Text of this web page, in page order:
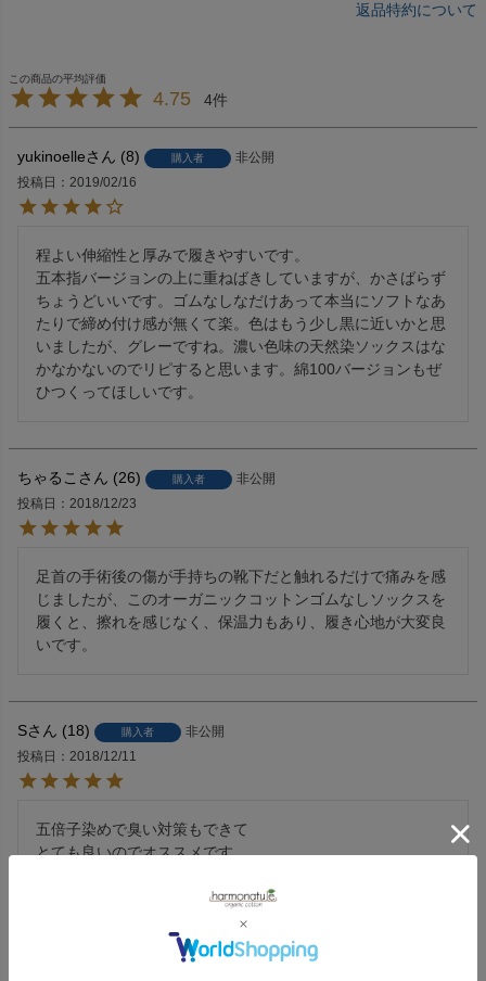
返品特約について
4.75 4
yukinoelle 8 購入者
非公開
投稿日
2019/02/16
程よい伸縮性と厚みで履きやすいです。
五本指バージョンの上に重ねばきしていますが、かさばらず
ちょうどいいです。ゴムなしなだけあって本当にソフトなあ
たりで締め付け感が無くて楽。色はもう少し黒に近いかと思
いましたが、グレーですね。濃い色味の天然染ソックスはな
かなかないのでリピすると思います。綿100バージョンもぜ
ひつくってほしいです。
ちゃるこ 26 購入者
非公開
投稿日
2018/12/23
足首の手術後の傷が手持ちの靴下だと触れるだけで痛みを感
じましたが、このオーガニックコットンゴムなしソックスを
履くと、擦れを感じなく、保温力もあり、履き心地が大変良
いです。
S 18 購入者
非公開
投稿日
2018/12/11
五倍子染めで臭い対策もできて
とても良いのでオススメです
購入者
非公開